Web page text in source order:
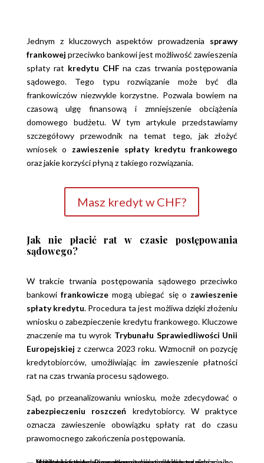
Jednym z kluczowych aspektów prowadzenia sprawy
frankowej przeciwko bankowi jest możliwość zawieszenia
spłaty rat kredytu CHFna czas trwania postępowania
sądowego. Tego typu rozwiązanie może być dla
frankowiczów niezwykle korzystne. Pozwala bowiem na
czasową ulgę finansową i zmniejszenie obciążenia
domowego budżetu. W tym artykule przedstawiamy
szczegółowy przewodnik na temat tego, jak złożyć
wniosek o zawieszenie spłaty kredytu frankowego
oraz jakie korzyści płyną z takiego rozwiązania.
Masz kredyt w CHF?
Jak nie płacić rat w czasie postępowania
sądowego?
W trakcie trwania postępowania sądowego przeciwko
bankowifrankowiczemogą ubiegać się o zawieszenie
spłaty kredytu. Procedura ta jest możliwa dzięki złożeniu
wniosku o zabezpieczenie kredytu frankowego. Kluczowe
znaczenie ma tu wyrok Trybunału Sprawiedliwości Unii
Europejskiej z czerwca 2023 roku. Wzmocnił on pozycję
kredytobiorców, umożliwiając im zawieszenie płatności
rat na czas trwania procesu sądowego.
Sąd, po przeanalizowaniu wniosku, może zdecydować o
zabezpieczeniu roszczeń kredytobiorcy. W praktyce
oznacza zawieszenie obowiązku spłaty rat do czasu
prawomocnego zakończenia postępowania.